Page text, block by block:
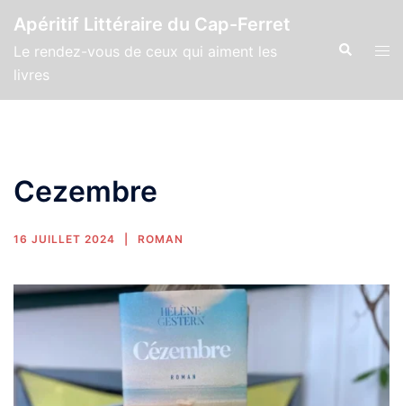
Apéritif Littéraire du Cap-Ferret
Le rendez-vous de ceux qui aiment les
livres
Cezembre
16 JUILLET 2024 ROMAN